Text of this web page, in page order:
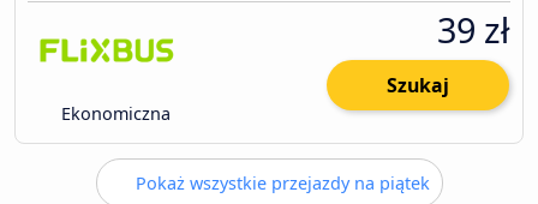
Ekonomiczna
39 zł
Szukaj
Pokaż wszystkie przejazdy na piątek